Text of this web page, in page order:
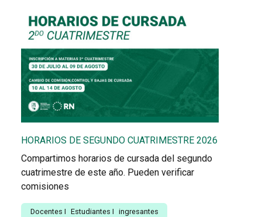
HORARIOS DE SEGUNDO CUATRIMESTRE 2026
Compartimos horarios de cursada del segundo
cuatrimestre de este año. Pueden verificar
comisiones
Docentes I Estudiantes I ingresantes